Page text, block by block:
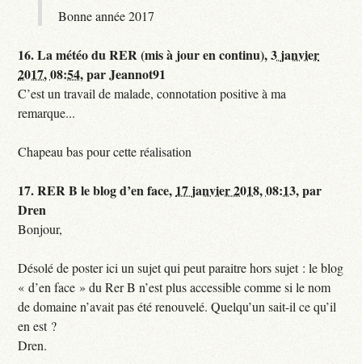
Bonne année 2017
16.La météo du RER (mis à jour en continu),3 janvier
2017, 08:54,parJeannot91
C’est un travail de malade, connotation positive à ma
remarque...
Chapeau bas pour cette réalisation
17.RER B le blog d’en face, 17 janvier 2018, 08:13,par
Dren
Bonjour,
Désolé de poster ici un sujet qui peut paraitre hors sujet : le blog
« d’en face » du Rer B n’est plus accessible comme si le nom
de domaine n’avait pas été renouvelé. Quelqu’un sait-il ce qu’il
en est ?
Dren.